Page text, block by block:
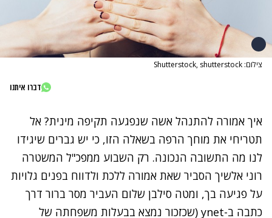
צילום: Shutterstock, shutterstock
דברו איתנו
איך אמורה להתנהל אשה שנפגעה תקיפה מינית? אל
תטריחי את מוחך הרפה בשאלה הזו, כי יש גברים שיגידו
לנו מה התשובה הנכונה. רק השבוע ממפכ"ל המשטרה
רוני אלשיך הסביר שאת אמורה ללכת ולדווח בפנים גלויות
על פגיעה בך, ומטה סילבן שלום העביר מסר ברור דרך
כתבה ב-ynet
(שכזכור נמצא בבעלות משפחתה של